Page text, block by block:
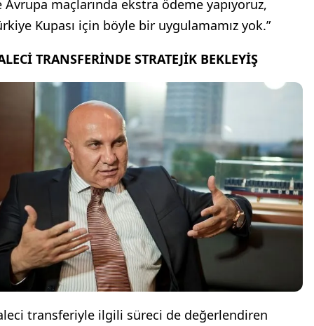
Avrupa maçlarında ekstra ödeme yapıyoruz,
Kupası için böyle bir uygulamamız yok.”
TRANSFERİNDE STRATEJİK BEKLEYİŞ
transferiyle ilgili süreci de değerlendiren